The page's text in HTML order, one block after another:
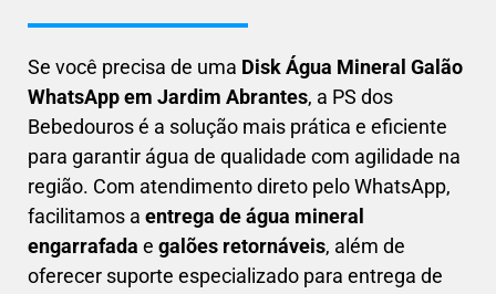
Se você precisa de uma Disk Água Mineral Galão
WhatsApp em Jardim Abrantes, a PS dos
Bebedouros é a solução mais prática e eficiente
para garantir água de qualidade com agilidade na
região. Com atendimento direto pelo WhatsApp,
facilitamos a entrega de água mineral
engarrafada e galões retornáveis, além de
oferecer suporte especializado para entrega de